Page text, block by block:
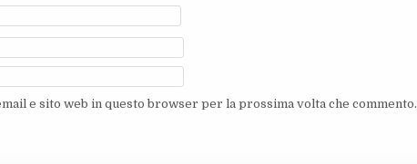
e sito web in questo browser per la prossima volta che commento.